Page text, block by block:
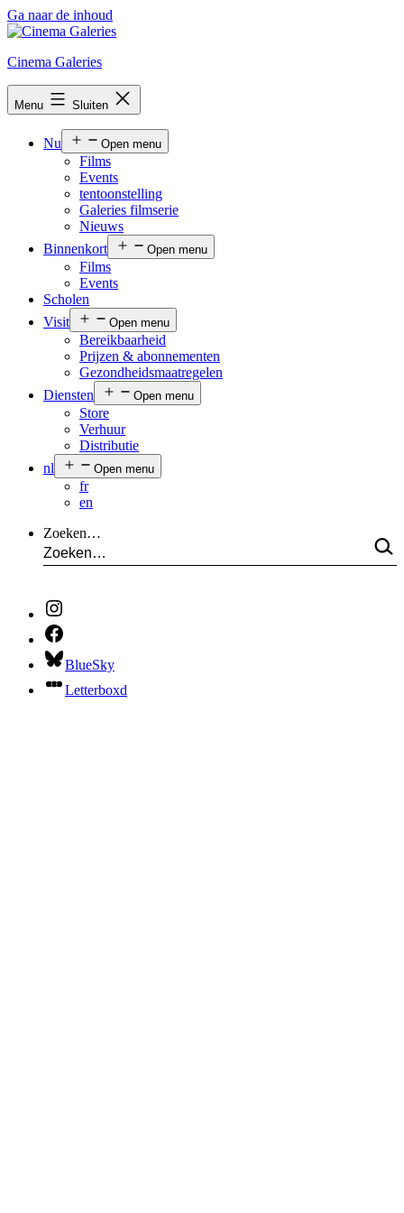
Ga naar de inhoud
Cinema Galeries
Menu Sluiten
Nu Open menu
Films
Events
tentoonstelling
Galeries filmserie
Nieuws
Binnenkort
Open menu
Films
Events
Scholen
Visit
Open menu
Bereikbaarheid
Prijzen & abonnementen
Gezondheidsmaatregelen
Diensten
Open menu
Store
Verhuur
Distributie
nl
Open menu
fr
en
Zoeken…
BlueSky
Letterboxd